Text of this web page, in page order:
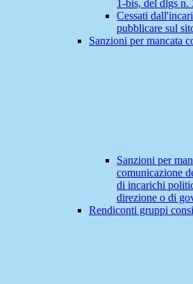
1-bis, del dlgs n.
Cessati
pubblicare sul
Sanzioni per mancata
Sanzioni per
comunicazione
di incarichi
direzione o di
Rendiconti gruppi